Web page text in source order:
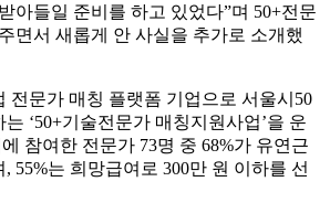
아들일 준비를 하고 있었다”며 50+전문
면서 새롭게 안 사실을 추가로 소개했
전문가 매칭 플랫폼 기업으로 서울시50
‘50+기술전문가 매칭지원사업’을 운
참여한 전문가 73명 중 68%가 유연근
55%는 희망급여로 300만 원 이하를 선